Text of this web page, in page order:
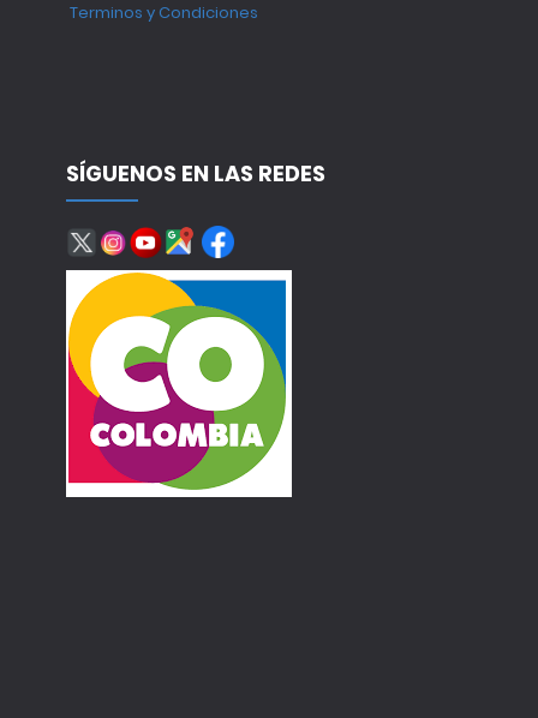
Terminos y Condiciones
SÍGUENOS EN LAS REDES